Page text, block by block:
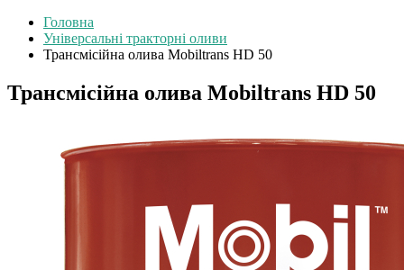
Головна
Універсальні тракторні оливи
Трансмісійна олива Mobiltrans HD 50
Трансмісійна олива Mobiltrans HD 50